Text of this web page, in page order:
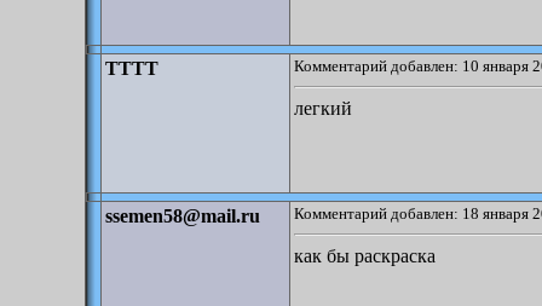
TTTT Комментарий добавлен: 10 января
легкий
ssemen58@mail.ru Комментарий добавлен: 18 января
как бы раскраска